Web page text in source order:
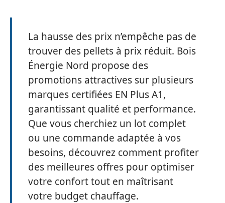
La hausse des prix n’empêche pas de
trouver des pellets à prix réduit. Bois
Énergie Nord propose des
promotions attractives sur plusieurs
marques certifiées EN Plus A1,
garantissant qualité et performance.
Que vous cherchiez un lot complet
ou une commande adaptée à vos
besoins, découvrez comment profiter
des meilleures offres pour optimiser
votre confort tout en maîtrisant
votre budget chauffage.